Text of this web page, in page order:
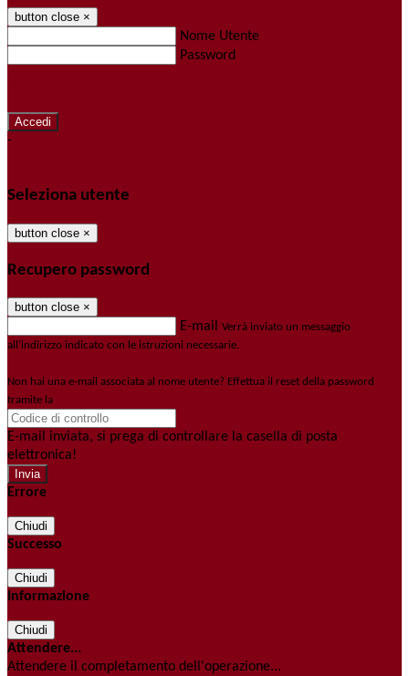
button close ×
Nome Utente
Password
-
Seleziona utente
button close ×
Recupero password
button close ×
E-mail Verrà inviato un messaggio
all'indirizzo indicato con le istruzioni necessarie.
Non hai una e-mail associata al nome utente? Effettua il reset della password
tramite la
E-mail inviata, si prega di controllare la casella di posta
elettronica!
Errore
Chiudi
Successo
Chiudi
Informazione
Chiudi
Attendere...
Attendere il completamento dell'operazione...